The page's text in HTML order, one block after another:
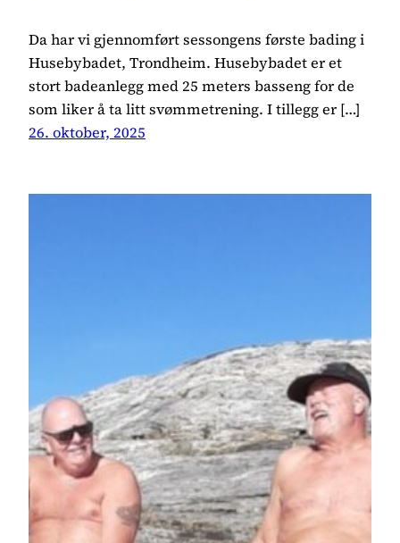
Da har vi gjennomført sessongens første bading i
Husebybadet, Trondheim. Husebybadet er et
stort badeanlegg med 25 meters basseng for de
som liker å ta litt svømmetrening. I tillegg er […]
26. oktober, 2025